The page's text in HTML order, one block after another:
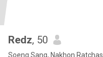
Redz, 50
Soeng Sang, Nakhon